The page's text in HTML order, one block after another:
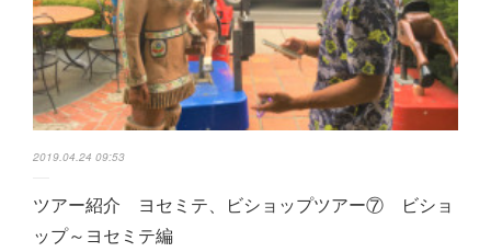
2019.04.24 09:53
ツアー紹介 ヨセミテ、ビショップツアー⑦ ビショ
ップ～ヨセミテ編